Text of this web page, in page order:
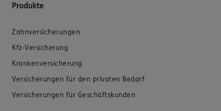
Produkte
Zahnversicherungen
Kfz-Versicherung
Krankenversicherung
Versicherungen für den privaten Bedarf
Versicherungen für Geschäftskunden